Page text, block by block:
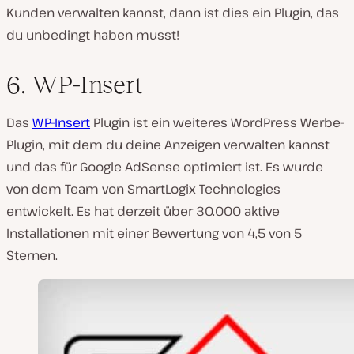
Kunden verwalten kannst, dann ist dies ein Plugin, das
du unbedingt haben musst!
6. WP-Insert
Das WP-Insert Plugin ist ein weiteres WordPress Werbe-
Plugin, mit dem du deine Anzeigen verwalten kannst
und das für Google AdSense optimiert ist. Es wurde
von dem Team von SmartLogix Technologies
entwickelt. Es hat derzeit über 30.000 aktive
Installationen mit einer Bewertung von 4,5 von 5
Sternen.